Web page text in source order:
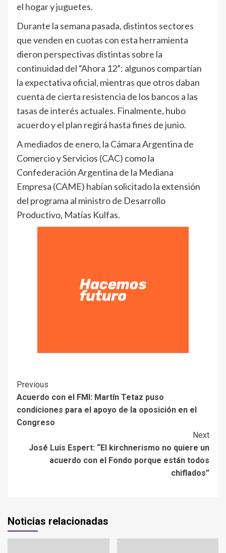
el hogar y juguetes.
Durante la semana pasada, distintos sectores
que venden en cuotas con esta herramienta
dieron perspectivas distintas sobre la
continuidad del “Ahora 12”: algunos compartían
la expectativa oficial, mientras que otros daban
cuenta de cierta resistencia de los bancos a las
tasas de interés actuales. Finalmente, hubo
acuerdo y el plan regirá hasta fines de junio.
A mediados de enero, la Cámara Argentina de
Comercio y Servicios (CAC) como la
Confederación Argentina de la Mediana
Empresa (CAME) habían solicitado la extensión
del programa al ministro de Desarrollo
Productivo, Matías Kulfas.
Previous
Acuerdo con el FMI: Martín Tetaz puso
condiciones para el apoyo de la oposición en el
Congreso
Next
José Luis Espert: “El kirchnerismo no quiere un
acuerdo con el Fondo porque están todos
chiflados”
Noticias relacionadas